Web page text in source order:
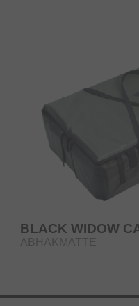
BLACK WIDOW
ABHAKMATTE